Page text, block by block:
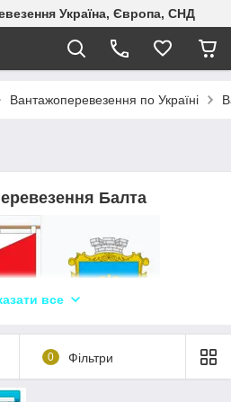
Україна, Європа, СНД
Вантажоперевезення по Україні
Балта
WhatsApp,
«Logistic Systems»
все
0 Фільтри